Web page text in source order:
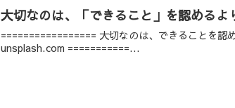
大切なのは、「できること」を認める
================= 大切なのは、できることを認めるよりも、できないことを認めること。 ================= 言葉：しゅんせい 写真出典：
unsplash.com ===========...